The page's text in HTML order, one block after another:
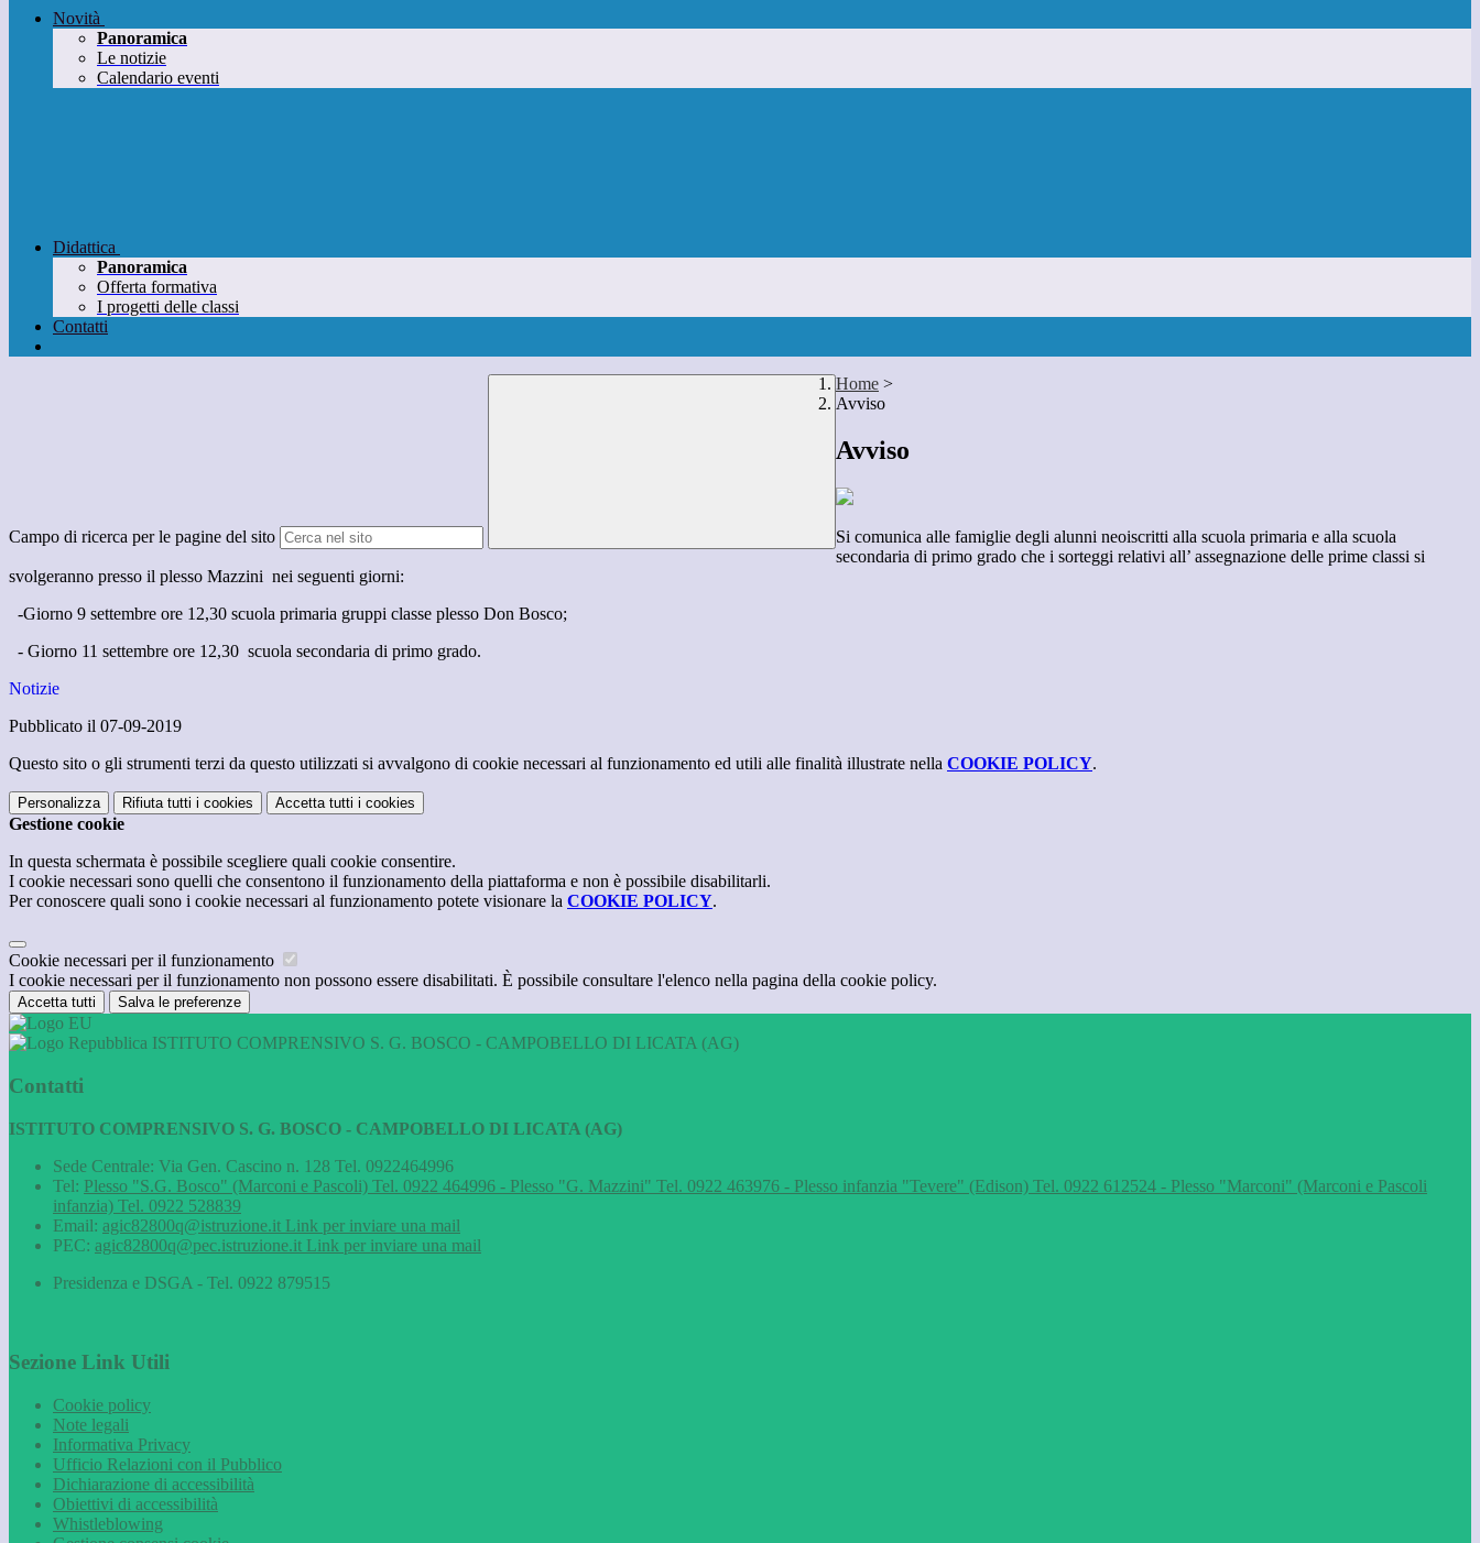
Novità
Panoramica
Le notizie
Calendario eventi
Didattica
Panoramica
Offerta formativa
I progetti delle classi
Contatti
Campo di ricerca per le pagine del sito
Home >
Avviso
Avviso
Si comunica alle famiglie degli alunni neoiscritti alla scuola primaria e alla scuola
secondaria di primo grado che i sorteggi relativi all’ assegnazione delle prime classi si
svolgeranno presso il plesso Mazzini nei seguenti giorni:
-Giorno 9 settembre ore 12,30 scuola primaria gruppi classe plesso Don Bosco;
- Giorno 11 settembre ore 12,30 scuola secondaria di primo grado.
Notizie
Pubblicato il 07-09-2019
Questo sito o gli strumenti terzi da questo utilizzati si avvalgono di cookie necessari al funzionamento ed utili alle finalità illustrate nella COOKIE POLICY.
Personalizza Rifiuta tutti i cookies Accetta tutti i cookies
Gestione cookie
In questa schermata è possibile scegliere quali cookie consentire.
I cookie necessari sono quelli che consentono il funzionamento della piattaforma e non è possibile disabilitarli.
Per conoscere quali sono i cookie necessari al funzionamento potete visionare la COOKIE POLICY.
Cookie necessari per il funzionamento
I cookie necessari per il funzionamento non possono essere disabilitati. È possibile consultare l'elenco nella pagina della cookie policy.
Accetta tutti Salva le preferenze
ISTITUTO COMPRENSIVO S. G. BOSCO - CAMPOBELLO DI LICATA (AG)
Contatti
ISTITUTO COMPRENSIVO S. G. BOSCO - CAMPOBELLO DI LICATA (AG)
Sede Centrale: Via Gen. Cascino n. 128 Tel. 0922464996
Tel: Plesso "S.G. Bosco" (Marconi e Pascoli) Tel. 0922 464996 - Plesso "G. Mazzini" Tel. 0922 463976 - Plesso infanzia "Tevere" (Edison) Tel. 0922 612524 - Plesso "Marconi" (Marconi e Pascoli
infanzia) Tel. 0922 528839
Email: agic82800q@istruzione.it Link per inviare una mail
PEC: agic82800q@pec.istruzione.it Link per inviare una mail
Presidenza e DSGA - Tel. 0922 879515
Sezione Link Utili
Cookie policy
Note legali
Informativa Privacy
Ufficio Relazioni con il Pubblico
Dichiarazione di accessibilità
Obiettivi di accessibilità
Whistleblowing